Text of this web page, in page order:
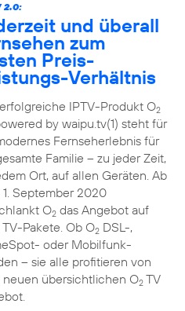
2.0:
und überall
zum
Preis-
Verhältnis
IPTV-Produkt O2
by waipu.tv(1) steht für
Fernseherlebnis für
Familie – zu jeder Zeit,
Ort, auf allen Geräten. Ab
September 2020
O2das Angebot auf
Pakete. Ob O2DSL-,
oder Mobilfunk-
– sie alle profitieren von
neuen übersichtlichen O2TV